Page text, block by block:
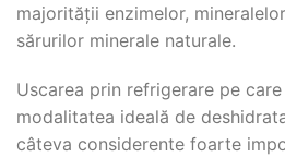
majorității enzimelor,
sărurilor minerale naturale.
Uscarea prin refrigerare pe
modalitatea ideală de
câteva considerente foarte